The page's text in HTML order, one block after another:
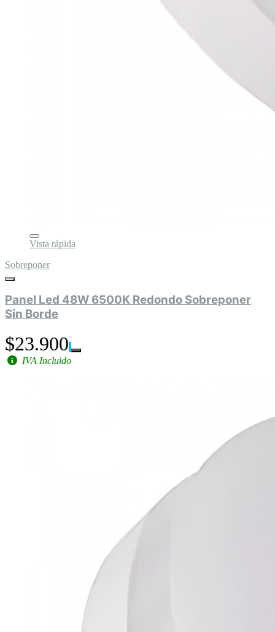
Vista rápida
Sobreponer
Panel Led 48W 6500K Redondo Sobreponer
Sin Borde
$23.900
IVA Incluido